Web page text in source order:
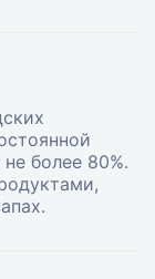
более 80%.